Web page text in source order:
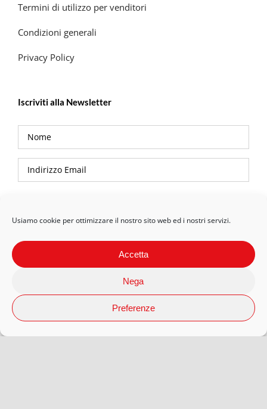
Usiamo cookie per ottimizzare il nostro sito web ed i nostri servizi.
Accetta
Nega
Preferenze
Termini di utilizzo per venditori
Condizioni generali
Privacy Policy
Iscriviti alla Newsletter